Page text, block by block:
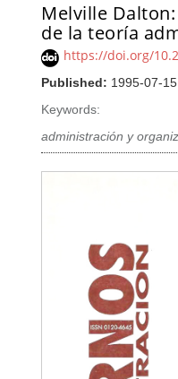
Melville
de la teoría
https://doi.org/
Published: 1995-07-15
Keywords:
administración y
Article Sidebar